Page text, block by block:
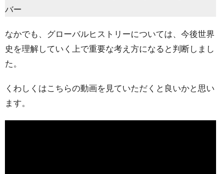
バー
なかでも、グローバルヒストリーについては、今後世界
史を理解していく上で重要な考え方になると判断しまし
た。
くわしくはこちらの動画を見ていただくと良いかと思い
ます。